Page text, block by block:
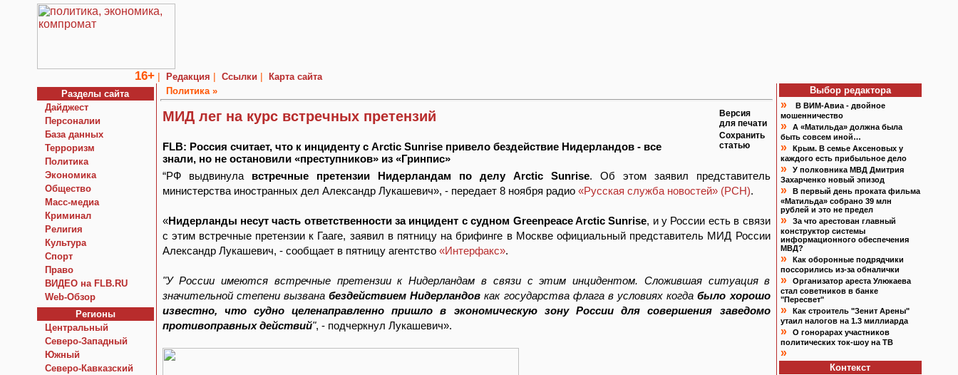
16+| Редакция | Ссылки |
Карта сайта
Разделы сайта
Дайджест
Персоналии
База данных
Терроризм
Политика
Экономика
Общество
Macc-медиа
Криминал
Религия
Культура
Спорт
Право
ВИДЕО на FLB.RU
Web-Обзор
Регионы
Центральный
Северо-Западный
Южный
Северо-Кавказский
Политика »
МИД лег на курс встречных претензий
FLB: Россия считает, что к инциденту с Arctic Sunrise привело бездействие Нидерландов - все
знали, но не остановили «преступников» из «Гринпис»
Версия
для печати
Сохранить
статью
“РФ выдвинула встречные претензии Нидерландам по делу Arctic Sunrise. Об этом заявил представитель
министерства иностранных дел Александр Лукашевич», - передает 8 ноября радио «Русская служба новостей» (РСН).
«Нидерланды несут часть ответственности за инцидент с судном Greenpeace Arctic Sunrise, и у России есть в связи
с этим встречные претензии к Гааге, заявил в пятницу на брифинге в Москве официальный представитель МИД России
Александр Лукашевич, - сообщает в пятницу агентство «Интерфакс».
"У России имеются встречные претензии к Нидерландам в связи с этим инцидентом. Сложившая ситуация в
значительной степени вызвана бездействием Нидерландов как государства флага в условиях когдабыло хорошо
известно, что судно целенаправленно пришло в экономическую зону России для совершения заведомо
противоправных действий", - подчеркнул Лукашевич».
Выбор редактора
»
В ВИМ-Авиа - двойное
мошенничество
»
А «Матильда» должна была
быть совсем иной…
»
Крым. В семье Аксеновых у
каждого есть прибыльное дело
»
У полковника МВД Дмитрия
Захарченко новый эпизод
»
В первый день проката фильма
«Матильда» собрано 39 млн
рублей и это не предел
»
За что арестован главный
конструктор системы
информационного обеспечения
МВД?
»
Как оборонные подрядчики
поссорились из-за обналички
»
Организатор ареста Улюкаева
стал советников в банке
"Пересвет"
»
Как строитель "Зенит Арены"
утаил налогов на 1.3 миллиарда
»
О гонорарах участников
политических ток-шоу на ТВ
»
Контекст